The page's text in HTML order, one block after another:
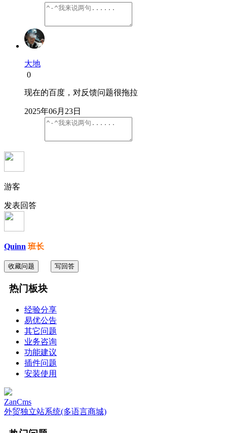
大地
0
现在的百度，对反馈问题很拖拉
2025年06月23日
游客
发表回答
Quinn 班长
收藏问题 写回答
热门板块
经验分享
易优公告
其它问题
业务咨询
功能建议
插件问题
安装使用
ZanCms
外贸独立站系统(多语言商城)